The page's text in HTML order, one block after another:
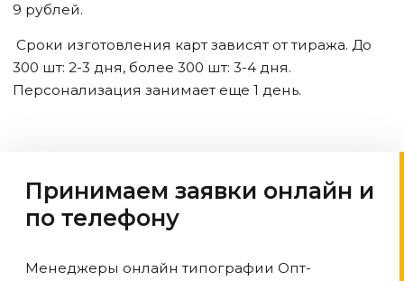
9 рублей.
Сроки изготовления карт зависят от тиража. До
300 шт: 2-3 дня, более 300 шт: 3-4 дня.
Персонализация занимает еще 1 день.
Принимаем заявки онлайн и
по телефону
Менеджеры онлайн типографии Опт-